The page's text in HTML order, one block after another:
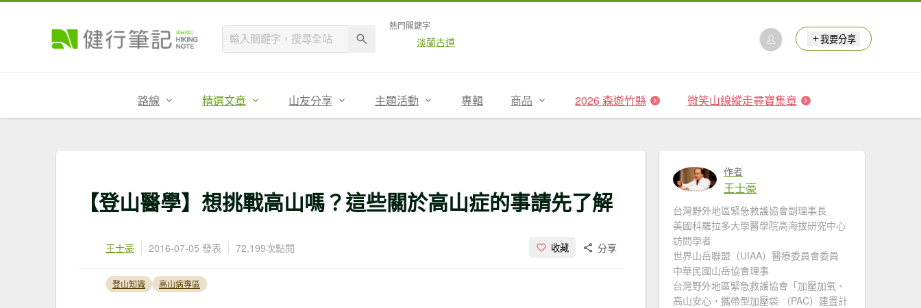
熱門關鍵字
淡蘭古道 我要分享
路線 精選文章 山友分享 主題活動 專輯 商品 2026 森遊竹縣 微笑山線縱走尋寶集章
【登山醫學】想挑戰高山嗎？這些關於高山症的事請先了解
王士豪 2016-07-05 發表 72,199次點閱 收藏 分享
登山知識 高山病專區
作者
王士豪
台灣野外地區緊急救護協會副理事長
美國科羅拉多大學醫學院高海拔研究中心
訪問學者
世界山岳聯盟（UIAA）醫療委員會委員
中華民國山岳協會理事
台灣野外地區緊急救護協會「加壓加氧、
高山安心，攜帶型加壓袋 （PAC）建置計